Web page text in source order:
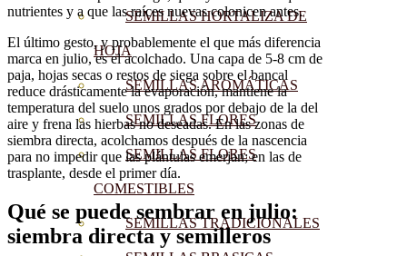
SEMILLAS HORTALIZA DE
HOJA
SEMILLAS AROMÁTICAS
SEMILLAS FLORES
SEMILLAS FLORES
COMESTIBLES
SEMILLAS TRADICIONALES
nutrientes y a que las raíces nuevas colonicen antes.
El último gesto, y probablemente el que más diferencia
marca en julio, es el acolchado. Una capa de 5-8 cm de
paja, hojas secas o restos de siega sobre el bancal
reduce drásticamente la evaporación, mantiene la
temperatura del suelo unos grados por debajo de la del
aire y frena las hierbas no deseadas. En las zonas de
siembra directa, acolchamos después de la nascencia
para no impedir que las plántulas emerjan; en las de
trasplante, desde el primer día.
Qué se puede sembrar en julio:
siembra directa y semilleros